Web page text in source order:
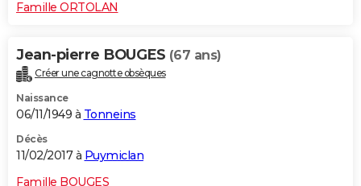
Famille ORTOLAN
Jean-pierre BOUGES (67 ans)
Créer une cagnotte obsèques
Naissance
06/11/1949 à Tonneins
Décès
11/02/2017 à Puymiclan
Famille BOUGES